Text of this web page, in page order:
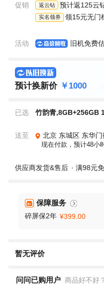
促销 返云钻 预计返125云
实名领券 领15元无门
活动 旧机免费
预计换新价 ￥1000
已选 竹韵青,8GB+256GB
送至 北京 东城区 东华门
现在付款，预计48小
供应商发货&售后 满98元
保障服务
碎屏保2年 ¥399.00
暂无评价
问问已购用户 商品好不好